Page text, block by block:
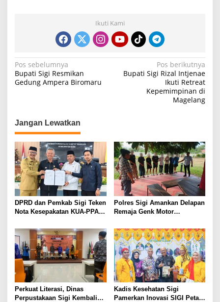
Ikuti Kami
N
a
g
a
s
i
p
o
s
Pos sebelumnya
Bupati Sigi Resmikan
Gedung Ampera Biromaru
Pos berikutnya
Bupati Sigi Rizal Intjenae
Ikuti Retreat
Kepemimpinan di
Magelang
Jangan Lewatkan
DPRD dan Pemkab Sigi Teken
Nota Kesepakatan KUA-PPAS
Polres Sigi Amankan Delapan
Remaja Genk Motor
Lando Kalukubula
Perkuat Literasi, Dinas
Perpustakaan Sigi Kembali
Kadis Kesehatan Sigi
Pamerkan Inovasi SIGI Petani